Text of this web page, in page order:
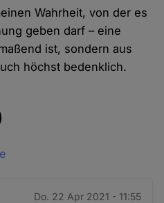
Wahrheit, von der es
geben darf – eine
ist, sondern aus
höchst bedenklich.
Do. 22 Apr 2021 - 11:55